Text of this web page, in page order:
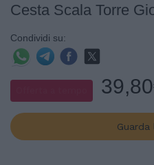
Cesta Scala Torre
Condividi su: